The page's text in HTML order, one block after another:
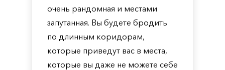
очень рандомная и местами
запутанная. Вы будете бродить
по длинным коридорам,
которые приведут вас в места,
которые вы даже не можете себе